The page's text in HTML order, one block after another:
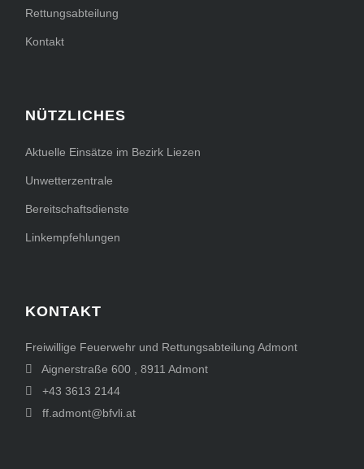
Rettungsabteilung
Kontakt
NÜTZLICHES
Aktuelle Einsätze im Bezirk Liezen
Unwetterzentrale
Bereitschaftsdienste
Linkempfehlungen
KONTAKT
Freiwillige Feuerwehr und Rettungsabteilung Admont
Aignerstraße 600
8911 Admont
+43 3613 2144
ff.admont@bfvli.at